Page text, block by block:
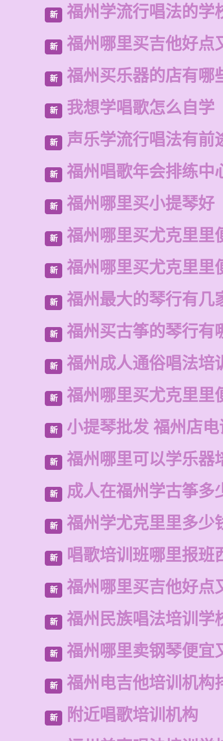
新 福州学流行唱法的学
新 福州哪里买吉他好点
新 福州买乐器的店有哪
新 我想学唱歌怎么自学
新 声乐学流行唱法有前
新 福州唱歌年会排练中
新 福州哪里买小提琴好
新 福州哪里买尤克里里
新 福州哪里买尤克里里
新 福州最大的琴行有几
新 福州买古筝的琴行有
新 福州成人通俗唱法培
新 福州哪里买尤克里里
新 小提琴批发 福州店
新 福州哪里可以学乐器
新 成人在福州学古筝多
新 福州学尤克里里多少
新 唱歌培训班哪里报班
新 福州哪里买吉他好点
新 福州民族唱法培训学
新 福州哪里卖钢琴便宜
新 福州电吉他培训机构
新
附近唱歌培训机构